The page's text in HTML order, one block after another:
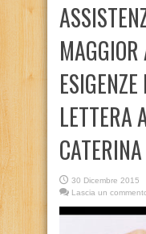
MAGGIOR
LETTERA
30 Dicembre 2015
Lascia un